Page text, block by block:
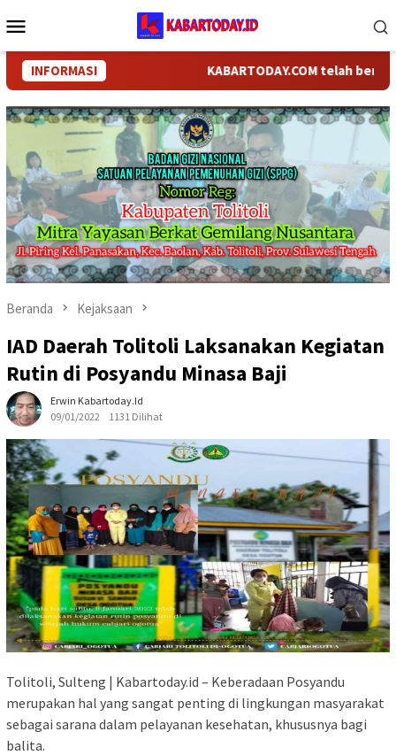
ke
Mobile
INFORMASI KABARTODAY.COM telah
Beranda Kejaksaan
IAD Daerah Tolitoli Laksanakan Kegiatan
Rutin di Posyandu Minasa Baji
Erwin Kabartoday.id
09/01/2022
1131 Dilihat
Tolitoli, Sulteng | Kabartoday.id – Keberadaan Posyandu
merupakan hal yang sangat penting di lingkungan masyarakat
sebagai sarana dalam pelayanan kesehatan, khususnya bagi
balita.